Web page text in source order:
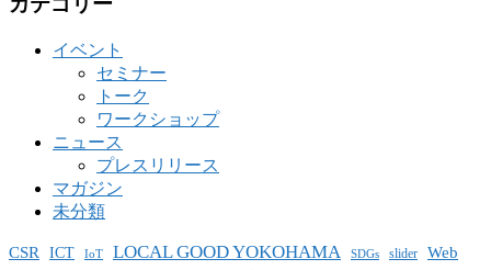
イベント
セミナー
トーク
ワークショップ
ニュース
プレスリリース
マガジン
未分類
CSR ICT IoT LOCAL GOOD YOKOHAMA SDGs slider Web